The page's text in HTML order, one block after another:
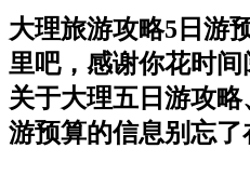
大理旅游攻略5日游
里吧，感谢你花时
关于大理五日游攻略
游预算的信息别忘了